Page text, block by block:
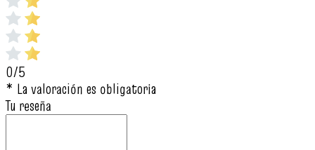
0/5
* La valoración es obligatoria
Tu reseña